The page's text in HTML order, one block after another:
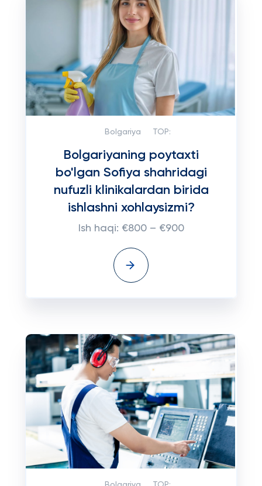
Bolgariya TOP:
Bolgariyaning poytaxti
bo'lgan Sofiya shahridagi
nufuzli klinikalardan birida
ishlashni xohlaysizmi?
Ish haqi: €800 – €900